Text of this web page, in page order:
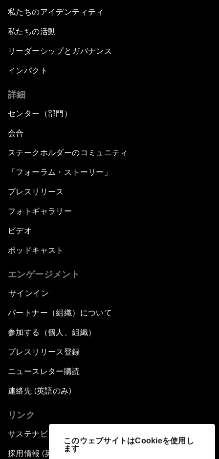
このウェブサイトはCookieを使用し
ます
私たちのアイデンティティ
私たちの活動
リーダーシップとガバナンス
インパクト
詳細
センター（部門）
会合
ステークホルダーのコミュニティ
「フォーラム・ストーリー」
プレスリリース
フォトギャラリー
ビデオ
ポッドキャスト
エンゲージメント
サインイン
パートナー（組織）について
参加する（個人、組織）
プレスリリース登録
ニュースレター購読
連絡先 (英語のみ)
リンク
サステナビリティへの取り組み
採用情報 (英語のみ)